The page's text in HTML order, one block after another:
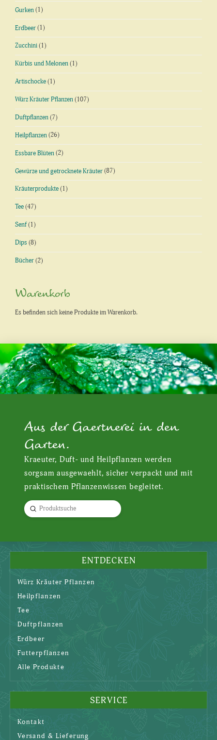
Gurken (1)
Erdbeer (1)
Zucchini (1)
Kürbis und Melonen (1)
Artischocke (1)
Würz Kräuter Pflanzen (107)
Duftpflanzen (7)
Heilpflanzen (26)
Essbare Blüten (2)
Gewürze und getrocknete Kräuter (87)
Kräuterprodukte (1)
Tee (47)
Senf(1)
Dips (8)
Bücher (2)
Warenkorb
Es befinden sich keine Produkte im Warenkorb.
Aus der Gaertnerei in den
Garten.
Kraeuter, Duft- und Heilpflanzen werden
sorgsam ausgewaehlt, sicher verpackt und mit
praktischem Pflanzenwissen begleitet.
Search
Submit
ENTDECKEN
Würz Kräuter Pflanzen
Heilpflanzen
Tee
Duftpflanzen
Erdbeer
Futterpflanzen
Alle Produkte
SERVICE
Kontakt
Versand & Lieferung